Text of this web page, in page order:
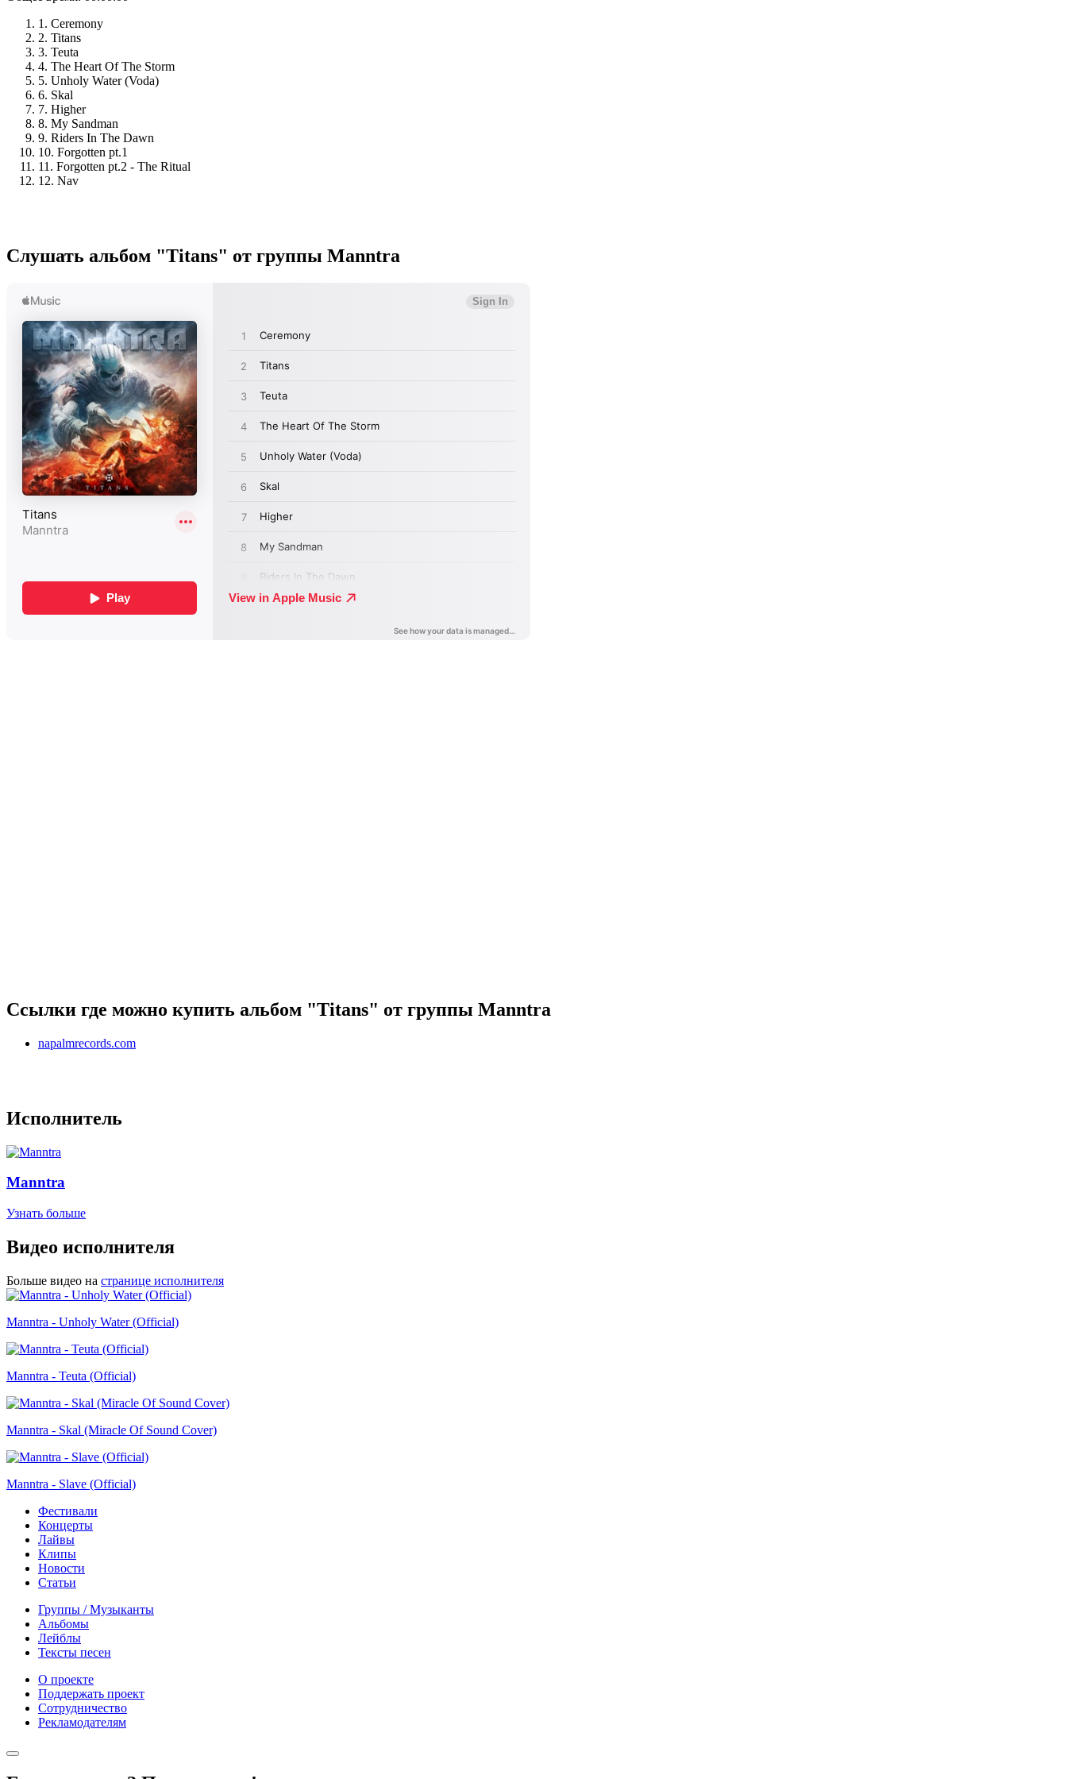
1. Ceremony
2. Titans
3. Teuta
4. The Heart Of The Storm
5. Unholy Water (Voda)
6. Skal
7. Higher
8. My Sandman
9. Riders In The Dawn
10. Forgotten pt.1
11. Forgotten pt.2 - The Ritual
12. Nav
Слушать альбом "Titans" от группы Manntra
Ссылки где можно купить альбом "Titans" от группы Manntra
napalmrecords.com
Исполнитель
Manntra
Узнать больше
Видео исполнителя
Больше видео на странице исполнителя
Manntra - Unholy Water (Official)
Manntra - Teuta (Official)
Manntra - Skal (Miracle Of Sound Cover)
Manntra - Slave (Official)
Фестивали
Концерты
Лайвы
Клипы
Новости
Статьи
Группы / Музыканты
Альбомы
Лейблы
Тексты песен
О проекте
Поддержать проект
Сотрудничество
Рекламодателям